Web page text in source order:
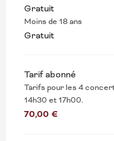
Gratuit
Moins de 18 ans
Gratuit
Tarif abonné
Tarifs pour les 4
14h30 et 17h00.
70,00 €